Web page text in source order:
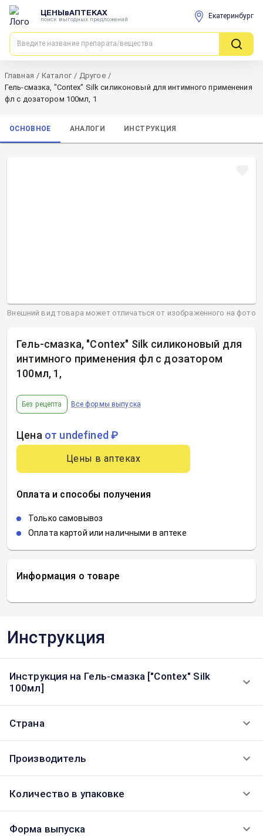
ЦЕНЫвАПТЕКАХ
поиск выгодных предложений Екатеринбург
Главная / Каталог / Другое /
Гель-смазка, "Contex" Silk силиконовый для интимного применения
фл с дозатором 100мл, 1
ОСНОВНОЕ АНАЛОГИ ИНСТРУКЦИЯ
Информация о товаре
Гель-смазка, "Contex" Silk силиконовый для
интимного применения фл с дозатором
100мл, 1 ,
Без рецепта Все формы выпуска
Цена от undefined ₽
Цены в аптеках
Оплата и способы получения
Только самовывоз
Оплата картой или наличными в аптеке
Внешний вид товара может отличаться от изображенного на фото
Инструкция
Инструкция на Гель-смазка ["Contex" Silk
100мл]
Страна
Производитель
Количество в упаковке
Форма выпуска